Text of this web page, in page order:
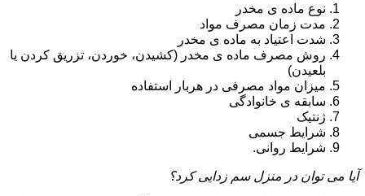
نوع ماده ی مخدر
مدت زمان مصرف مواد
شدت اعتیاد به ماده ی مخدر
روش مصرف ماده ی مخدر (کشیدن، خوردن، تزریق کردن یا
بلعیدن)
میزان مواد مصرفی در هربار استفاده
سابقه ی خانوادگی
ژنتیک
شرایط جسمی
شرایط روانی.
آیا می توان در منزل سم زدایی کرد؟